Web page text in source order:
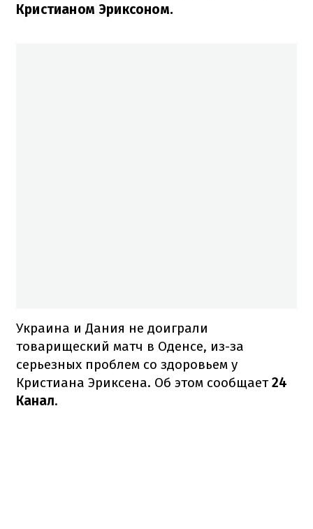
Кристианом Эриксоном.
Украина и Дания не доиграли
товарищеский матч в Оденсе, из-за
серьезных проблем со здоровьем у
Кристиана Эриксена. Об этом сообщает24
Канал.